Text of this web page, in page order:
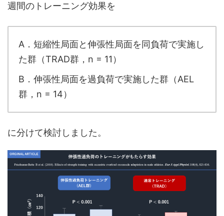
週間のトレーニング効果を
A．短縮性局面と伸張性局面を同負荷で実施し
た群（TRAD群，n = 11）
B．伸張性局面を過負荷で実施した群（AEL
群，n = 14）
に分けて検討しました。